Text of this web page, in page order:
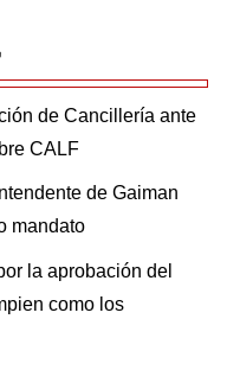
de Cancillería ante
CALF
de Gaiman
mandato
la aprobación del
como los